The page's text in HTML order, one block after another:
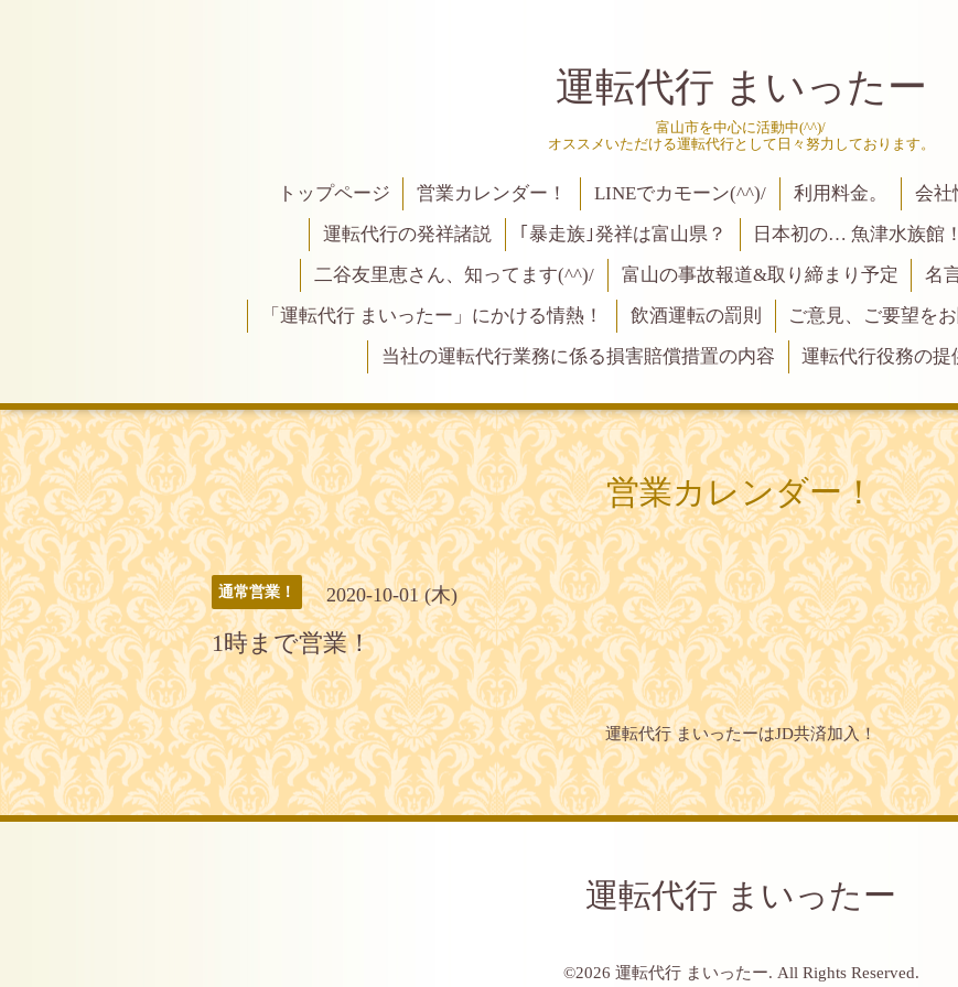
運転代行 まいったー
富山市を中心に活動中(^^)/
オススメいただける運転代行として日々努力しております。
トップページ 営業カレンダー！ LINEでカモーン(^^)/ 利用料金。 会社
運転代行の発祥諸説
｢暴走族｣発祥は富山県？ 日本初の… 魚津水族館！
二谷友里恵さん、知ってます(^^)/
富山の事故報道&取り締まり予定
名
「運転代行 まいったー」にかける情熱！
飲酒運転の罰則 ご意見、ご要望を
当社の運転代行業務に係る損害賠償措置の内容
運転代行役務の
営業カレンダー！
通常営業！ 2020-10-01 (木)
1時まで営業！
運転代行 まいったーはJD共済加入！
運転代行 まいったー
©2026 運転代行 まいったー. All Rights Reserved.